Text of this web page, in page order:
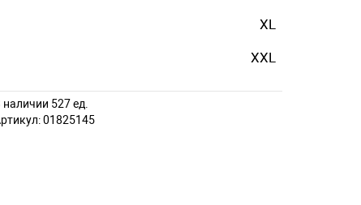
XL
XXL
наличии 527 ед.
01825145